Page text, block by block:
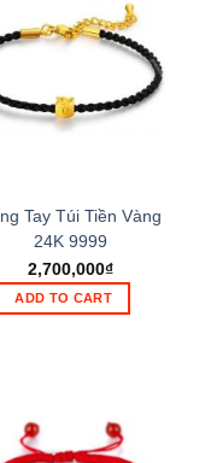
Tay Túi Tiền Vàng
24K 9999
2,700,000₫
ADD TO CART